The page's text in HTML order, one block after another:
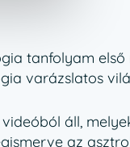
tanfolyam
varázslatos
videóból áll,
az